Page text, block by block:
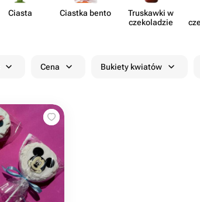
Ciasta Ciastka bento
Truskawki w
czeko​ladzie
Cena Bukiety kwiatów